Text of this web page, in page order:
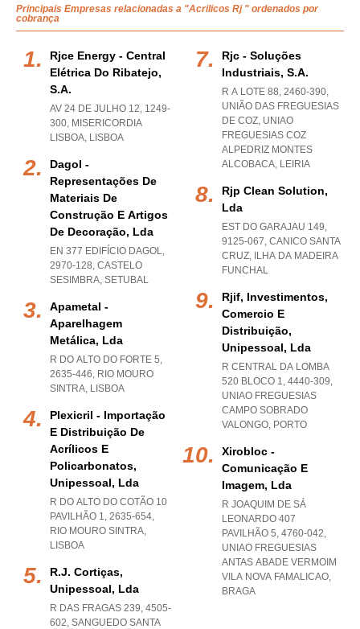
Principais Empresas relacionadas a "Acrilicos Rj " ordenados por
cobrança
Rjce Energy - Central
Elétrica Do Ribatejo,
S.a.
AV 24 DE JULHO 12, 1249-
300, MISERICORDIA
LISBOA, LISBOA
Dagol -
Representações De
Materiais De
Construção E Artigos
De Decoração, Lda
EN 377 EDIFÍCIO DAGOL,
2970-128, CASTELO
SESIMBRA, SETUBAL
Apametal -
Aparelhagem
Metálica, Lda
R DO ALTO DO FORTE 5,
2635-446, RIO MOURO
SINTRA, LISBOA
Plexicril - Importação
E Distribuição De
Acrílicos E
Policarbonatos,
Unipessoal, Lda
R DO ALTO DO COTÃO 10
PAVILHÃO 1, 2635-654,
RIO MOURO SINTRA,
LISBOA
R.j. Cortiças,
Unipessoal, Lda
R DAS FRAGAS 239, 4505-
602, SANGUEDO SANTA
Rjc - Soluções
Industriais, S.a.
R A LOTE 88, 2460-390,
UNIÃO DAS FREGUESIAS
DE COZ, UNIAO
FREGUESIAS COZ
ALPEDRIZ MONTES
ALCOBACA, LEIRIA
Rjp Clean Solution,
Lda
EST DO GARAJAU 149,
9125-067, CANICO SANTA
CRUZ, ILHA DA MADEIRA
FUNCHAL
Rjif, Investimentos,
Comercio E
Distribuição,
Unipessoal, Lda
R CENTRAL DA LOMBA
520 BLOCO 1, 4440-309,
UNIAO FREGUESIAS
CAMPO SOBRADO
VALONGO, PORTO
Xirobloc -
Comunicação E
Imagem, Lda
R JOAQUIM DE SÁ
LEONARDO 407
PAVILHÃO 5, 4760-042,
UNIAO FREGUESIAS
ANTAS ABADE VERMOIM
VILA NOVA FAMALICAO,
BRAGA